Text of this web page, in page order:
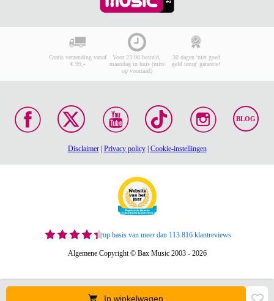
In winkelwagen
Gratis verzending vanaf
€ 99,-
Voor 23:00 besteld,
maandag in huis (mits
op voorraad)
30 dagen 'niet goed
geld terug' garantie!
BLOG
Disclaimer| Privacy policy| Cookie-instellingen
op basis van meer dan 113.816 klantreviews
Algemene Copyright © Bax Music 2003 - 2026